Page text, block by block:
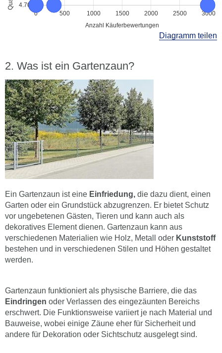
Diagramm teilen
Was ist ein Gartenzaun?
Ein Gartenzaun ist eine Einfriedung, die dazu dient, einen
Garten oder ein Grundstück abzugrenzen. Er bietet Schutz
vor ungebetenen Gästen, Tieren und kann auch als
dekoratives Element dienen. Gartenzaun kann aus
verschiedenen Materialien wie Holz, Metall oder Kunststoff
bestehen und in verschiedenen Stilen und Höhen gestaltet
werden.
Gartenzaun funktioniert als physische Barriere, die das
Eindringen oder Verlassen des eingezäunten Bereichs
erschwert. Die Funktionsweise variiert je nach Material und
Bauweise, wobei einige Zäune eher für Sicherheit und
andere für Dekoration oder Sichtschutz ausgelegt sind.